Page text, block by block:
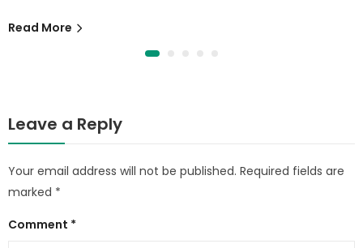
Read More
Leave a Reply
Your email address will not be published. Required fields are
marked *
Comment *